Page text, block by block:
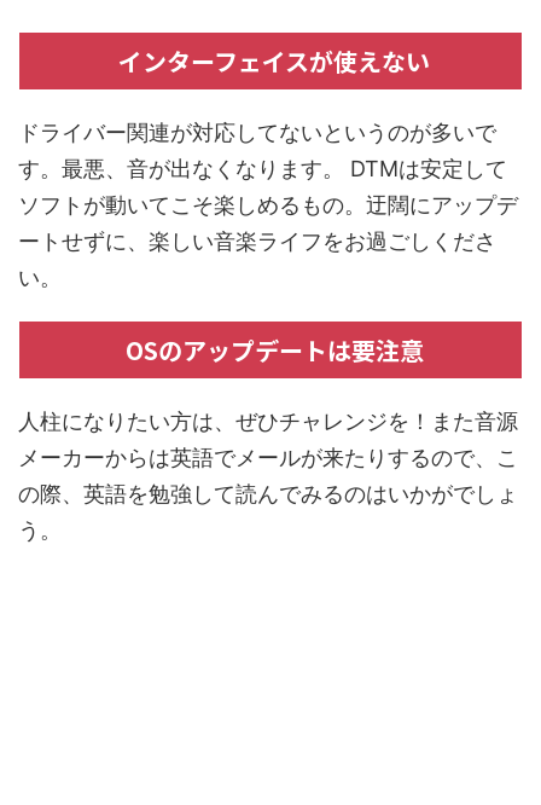
インターフェイスが使えない
ドライバー関連が対応してないというのが多いで
す。最悪、音が出なくなります。 DTMは安定して
ソフトが動いてこそ楽しめるもの。迂闊にアップデ
ートせずに、楽しい音楽ライフをお過ごしくださ
い。
OSのアップデートは要注意
人柱になりたい方は、ぜひチャレンジを！また音源
メーカーからは英語でメールが来たりするので、こ
の際、英語を勉強して読んでみるのはいかがでしょ
う。